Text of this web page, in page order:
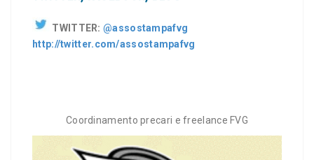
TWITTER:@assostampafvg
http://twitter.com/assostampafvg
Coordinamento precari e freelance FVG